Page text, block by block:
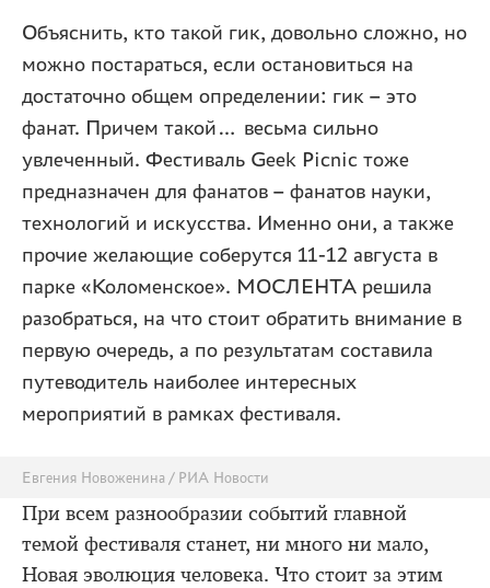
Объяснить, кто такой гик, довольно сложно, но
можно постараться, если остановиться на
достаточно общем определении: гик – это
фанат. Причем такой… весьма сильно
увлеченный. Фестиваль Geek Picnic тоже
предназначен для фанатов – фанатов науки,
технологий и искусства. Именно они, а также
прочие желающие соберутся 11-12 августа в
парке «Коломенское». МОСЛЕНТА решила
разобраться, на что стоит обратить внимание в
первую очередь, а по результатам составила
путеводитель наиболее интересных
мероприятий в рамках фестиваля.
Евгения Новоженина / РИА Новости
При всем разнообразии событий главной
темой фестиваля станет, ни много ни мало,
Новая эволюция человека. Что стоит за этим